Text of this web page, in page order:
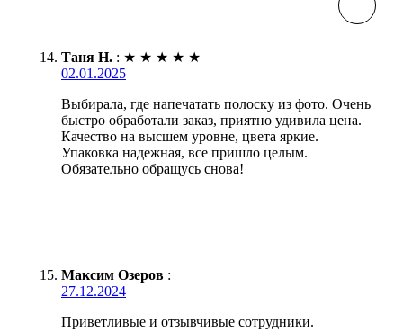
Таня Н. : ★ ★ ★ ★ ★
02.01.2025
Выбирала, где напечатать полоску из фото. Очень
быстро обработали заказ, приятно удивила цена.
Качество на высшем уровне, цвета яркие.
Упаковка надежная, все пришло целым.
Обязательно обращусь снова!
Максим Озеров :
27.12.2024
Приветливые и отзывчивые сотрудники.